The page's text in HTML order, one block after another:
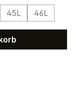
45L 46L
Wert